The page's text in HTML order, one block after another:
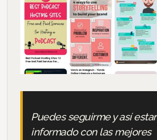
Puedes seguirme y así estar
informado con las mejores